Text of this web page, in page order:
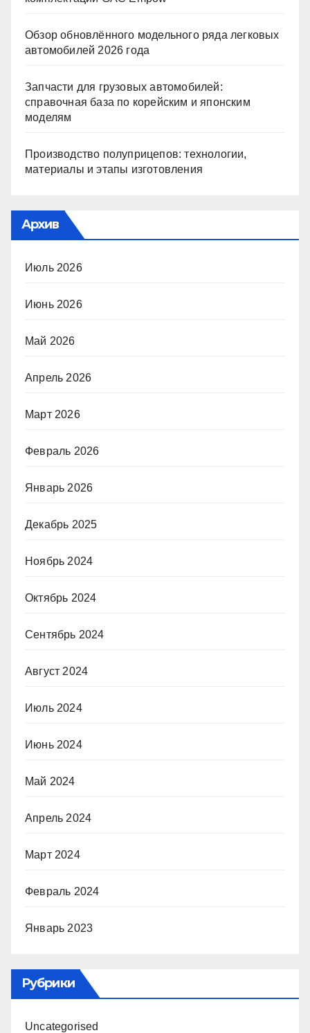
Обзор обновлённого модельного ряда легковых
автомобилей 2026 года
Запчасти для грузовых автомобилей:
справочная база по корейским и японским
моделям
Производство полуприцепов: технологии,
материалы и этапы изготовления
Архив
Июль 2026
Июнь 2026
Май 2026
Апрель 2026
Март 2026
Февраль 2026
Январь 2026
Декабрь 2025
Ноябрь 2024
Октябрь 2024
Сентябрь 2024
Август 2024
Июль 2024
Июнь 2024
Май 2024
Апрель 2024
Март 2024
Февраль 2024
Январь 2023
Рубрики
Uncategorised